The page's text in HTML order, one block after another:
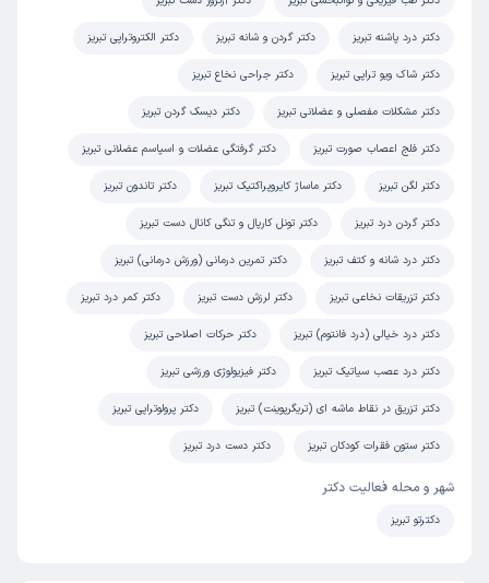
دکتر درد پاشنه تبریز دکتر گردن و شانه تبریز دکتر الکتروتراپی تبریز
دکتر شاک ویو تراپی تبریز دکتر جراحی نخاع تبریز
دکتر مشکلات مفصلی و عضلانی تبریز دکتر دیسک گردن تبریز
دکتر فلج اعصاب صورت تبریز دکتر گرفتگی عضلات و اسپاسم عضلانی تبریز
دکتر لگن تبریز دکتر ماساژ کایروپراکتیک تبریز دکتر تاندون تبریز
دکتر گردن درد تبریز دکتر تونل کارپال و تنگی کانال دست تبریز
دکتر درد شانه و کتف تبریز دکتر تمرین درمانی (ورزش درمانی) تبریز
دکتر تزریقات نخاعی تبریز دکتر لرزش دست تبریز دکتر کمر درد تبریز
دکتر درد خیالی (درد فانتوم) تبریز دکتر حرکات اصلاحی تبریز
دکتر درد عصب سیاتیک تبریز دکتر فیزیولوژی ورزشی تبریز
دکتر تزریق در نقاط ماشه ای (تریگرپوینت) تبریز دکتر پرولوتراپی تبریز
دکتر ستون فقرات کودکان تبریز دکتر دست درد تبریز
شهر و محله فعالیت دکتر
دکترتو تبریز